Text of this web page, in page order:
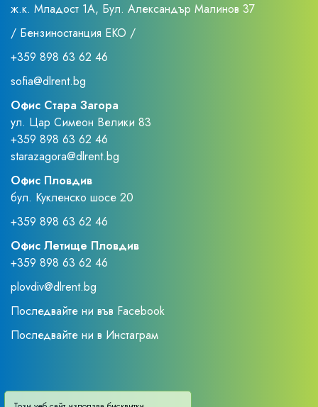
ж.к. Младост 1А, Бул. Александър Малинов 37
/ Бензиностанция ЕКО /
+359 898 63 62 46
sofia@dlrent.bg
Офис Стара Загора
ул. Цар Симеон Велики 83
+359 898 63 62 46
starazagora@dlrent.bg
Офис Пловдив
бул. Кукленско шосе 20
+359 898 63 62 46
Офис Летище Пловдив
+359 898 63 62 46
plovdiv@dlrent.bg
Последвайте ни във Facebook
Последвайте ни в Инстаграм